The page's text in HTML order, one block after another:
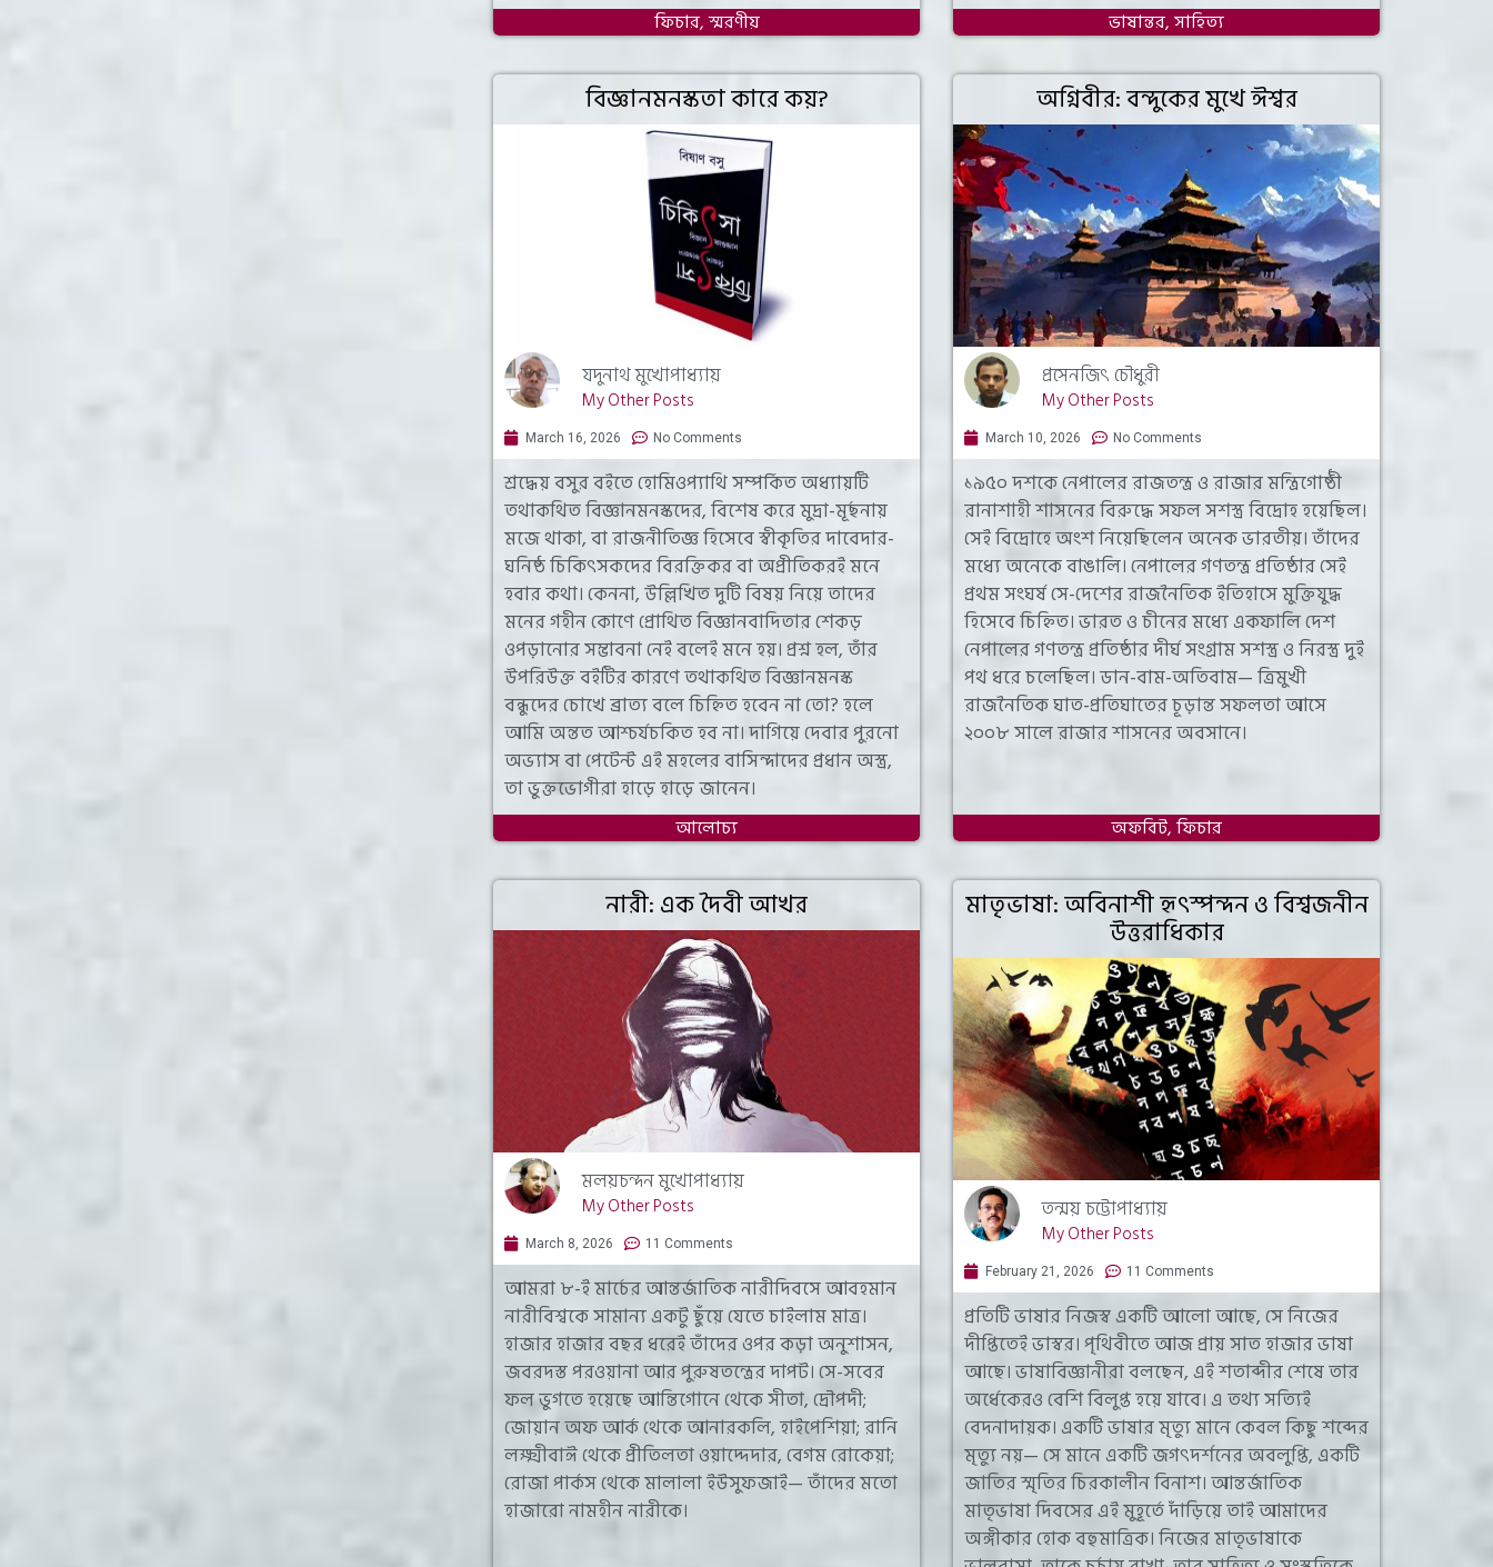
ফিচার,স্মরণীয় ভাষান্তর,সাহিত্য
বিজ্ঞানমনস্কতা কারে কয়?
যদুনাথ মুখোপাধ্যায়
My Other Posts
March 16, 2026 No Comments
শ্রদ্ধেয় বসুর বইতে হোমিওপ্যাথি সম্পর্কিত অধ্যায়টি
তথাকথিত বিজ্ঞানমনস্কদের, বিশেষ করে মুদ্রা-মূর্ছনায়
মজে থাকা, বা রাজনীতিজ্ঞ হিসেবে স্বীকৃতির দাবেদার-
ঘনিষ্ঠ চিকিৎসকদের বিরক্তিকর বা অপ্রীতিকরই মনে
হবার কথা। কেননা, উল্লিখিত দুটি বিষয় নিয়ে তাদের
মনের গহীন কোণে প্রোথিত বিজ্ঞানবাদিতার শেকড়
ওপড়ানোর সম্ভাবনা নেই বলেই মনে হয়। প্রশ্ন হল, তাঁর
উপরিউক্ত বইটির কারণে তথাকথিত বিজ্ঞানমনস্ক
বন্ধুদের চোখে ব্রাত্য বলে চিহ্নিত হবেন না তো? হলে
আমি অন্তত আশ্চর্যচকিত হব না। দাগিয়ে দেবার পুরনো
অভ্যাস বা পেটেন্ট এই মহলের বাসিন্দাদের প্রধান অস্ত্র,
তা ভুক্তভোগীরা হাড়ে হাড়ে জানেন।
আলোচ্য
অগ্নিবীর: বন্দুকের মুখে ঈশ্বর
প্রসেনজিৎ চৌধুরী
My Other Posts
March 10, 2026 No Comments
১৯৫০ দশকে নেপালের রাজতন্ত্র ও রাজার মন্ত্রিগোষ্ঠী
রানাশাহী শাসনের বিরুদ্ধে সফল সশস্ত্র বিদ্রোহ হয়েছিল।
সেই বিদ্রোহে অংশ নিয়েছিলেন অনেক ভারতীয়। তাঁদের
মধ্যে অনেকে বাঙালি। নেপালের গণতন্ত্র প্রতিষ্ঠার সেই
প্রথম সংঘর্ষ সে-দেশের রাজনৈতিক ইতিহাসে মুক্তিযুদ্ধ
হিসেবে চিহ্নিত। ভারত ও চীনের মধ্যে একফালি দেশ
নেপালের গণতন্ত্র প্রতিষ্ঠার দীর্ঘ সংগ্রাম সশস্ত্র ও নিরস্ত্র দুই
পথ ধরে চলেছিল। ডান-বাম-অতিবাম— ত্রিমুখী
রাজনৈতিক ঘাত-প্রতিঘাতের চূড়ান্ত সফলতা আসে
২০০৮ সালে রাজার শাসনের অবসানে।
অফবিট,ফিচার
নারী: এক দৈবী আখর
মলয়চন্দন মুখোপাধ্যায়
My Other Posts
March 8, 2026 11 Comments
আমরা ৮-ই মার্চের আন্তর্জাতিক নারীদিবসে আবহমান
নারীবিশ্বকে সামান্য একটু ছুঁয়ে যেতে চাইলাম মাত্র।
হাজার হাজার বছর ধরেই তাঁদের ওপর কড়া অনুশাসন,
জবরদস্ত পরওয়ানা আর পুরুষতন্ত্রের দাপট। সে-সবের
ফল ভুগতে হয়েছে আন্তিগোনে থেকে সীতা, দ্রৌপদী;
জোয়ান অফ আর্ক থেকে আনারকলি, হাইপেশিয়া; রানি
লক্ষ্মীবাঈ থেকে প্রীতিলতা ওয়াদ্দেদার, বেগম রোকেয়া;
রোজা পার্কস থেকে মালালা ইউসুফজাই— তাঁদের মতো
হাজারো নামহীন নারীকে।
মাতৃভাষা: অবিনাশী হৃৎস্পন্দন ও বিশ্বজনীন
উত্তরাধিকার
তন্ময় চট্টোপাধ্যায়
My Other Posts
February 21, 2026 11 Comments
প্রতিটি ভাষার নিজস্ব একটি আলো আছে, সে নিজের
দীপ্তিতেই ভাস্বর। পৃথিবীতে আজ প্রায় সাত হাজার ভাষা
আছে। ভাষাবিজ্ঞানীরা বলছেন, এই শতাব্দীর শেষে তার
অর্ধেকেরও বেশি বিলুপ্ত হয়ে যাবে। এ তথ্য সত্যিই
বেদনাদায়ক। একটি ভাষার মৃত্যু মানে কেবল কিছু শব্দের
মৃত্যু নয়— সে মানে একটি জগৎদর্শনের অবলুপ্তি, একটি
জাতির স্মৃতির চিরকালীন বিনাশ। আন্তর্জাতিক
মাতৃভাষা দিবসের এই মুহূর্তে দাঁড়িয়ে তাই আমাদের
অঙ্গীকার হোক বহুমাত্রিক। নিজের মাতৃভাষাকে